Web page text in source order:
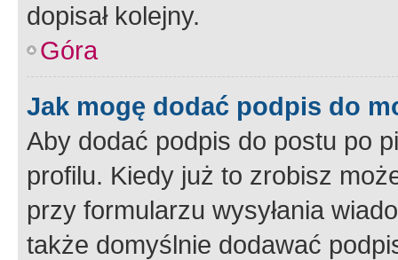
dopisał kolejny.
Góra
Jak mogę dodać podpis do
Aby dodać podpis do postu po
profilu. Kiedy już to zrobisz
przy formularzu wysyłania
także domyślnie dodawać